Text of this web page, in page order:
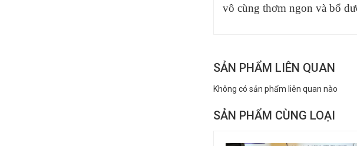
vô cùng thơm ngon và bổ
SẢN PHẨM LIÊN QUAN
Không có sản phẩm liên quan nào
SẢN PHẨM CÙNG LOẠI